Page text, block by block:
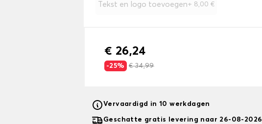
Tekst en logo toevoegen+ 8,00 €
€ 26,24
-25% € 34,99
Vervaardigd in 10 werkdagen
Geschatte gratis levering naar 26-08-2026